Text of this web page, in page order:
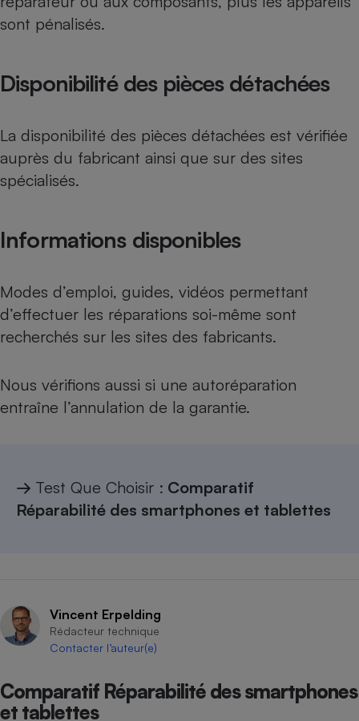
sont pénalisés.
Disponibilité des pièces détachées
La disponibilité des pièces détachées est vérifiée
auprès du fabricant ainsi que sur des sites
spécialisés.
Informations disponibles
Modes d’emploi, guides, vidéos permettant
d’effectuer les réparations soi-même sont
recherchés sur les sites des fabricants.
Nous vérifions aussi si une autoréparation
entraîne l’annulation de la garantie.
→ Test Que Choisir : Comparatif
Réparabilité des smartphones et tablettes
Vincent Erpelding
Rédacteur technique
Contacter l’auteur(e)
Comparatif Réparabilité des smartphones
et tablettes
Cafetière à expressos
Téléphone mobile -
Ventilateur